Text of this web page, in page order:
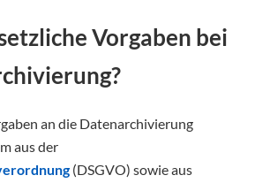
Vorgaben bei
an die Datenarchivierung
aus der
(DSGVO) sowie aus